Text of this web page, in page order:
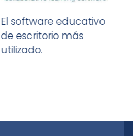
El software educativo
de escritorio más
utilizado.